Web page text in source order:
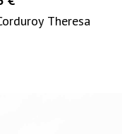
Theresa